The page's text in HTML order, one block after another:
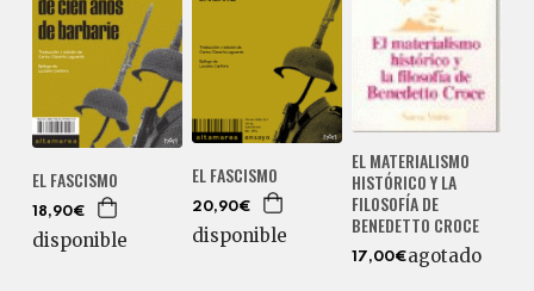
EL FASCISMO
18,90€
disponible
EL FASCISMO
20,90€
disponible
EL MATERIALISMO
HISTÓRICO Y LA
FILOSOFÍA DE
BENEDETTO CROCE
17,00€agotado